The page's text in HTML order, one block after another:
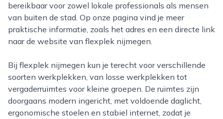
bereikbaar voor zowel lokale professionals als mensen
van buiten de stad. Op onze pagina vind je meer
praktische informatie, zoals het adres en een directe link
naar de website van flexplek nijmegen.
Bij flexplek nijmegen kun je terecht voor verschillende
soorten werkplekken, van losse werkplekken tot
vergaderruimtes voor kleine groepen. De ruimtes zijn
doorgaans modern ingericht, met voldoende daglicht,
ergonomische stoelen en stabiel internet, zodat je